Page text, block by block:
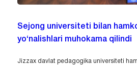
Sejong universiteti bilan
yo‘nalishlari muhokama qilindi
Jizzax davlat pedagogika universiteti